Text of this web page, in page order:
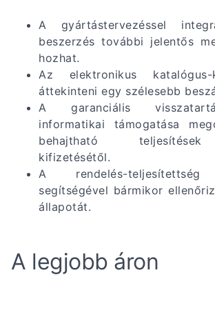
A gyártástervezéssel
beszerzés további jelentős
hozhat.
Az elektronikus
áttekinteni egy szélesebb
A garanciális
informatikai támogatása
behajtható
kifizetésétől.
A rendelés-teljesítettség
segítségével bármikor
állapotát.
A legjobb áron